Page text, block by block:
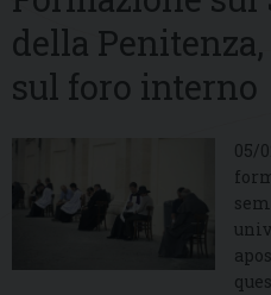
della
sul foro interno
05/